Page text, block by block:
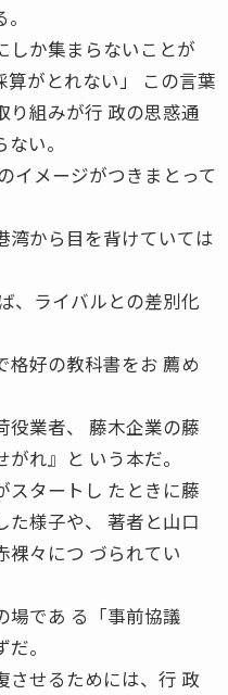
しか集まらないことが
がとれない」 この言葉
り組みが行 政の思惑通
い。
イメージがつきまとって
湾から目を背けていては
、ライバルとの差別化
格好の教科書をお 薦め
役業者、 藤木企業の藤
れ』と いう本だ。
スタートし たときに藤
た様子や、 著者と山口
裸々につ づられてい
場であ る「事前協議
。
させるためには、行 政